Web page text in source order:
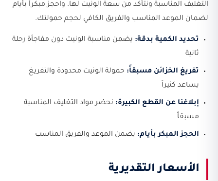
التغليف المناسبة ونتأكد من سعة الونيت لها. واحجز مبكراً بأيام
لضمان الموعد المناسب والفريق الكافي لحجم حمولتك.
تحديد الكمية بدقة: يضمن مناسبة الونيت دون مفاجأة رحلة
ثانية
تفريغ الخزائن مسبقاً: حمولة الونيت محدودة والتفريغ
يساعد كثيراً
إبلاغنا عن القطع الكبيرة: نحضر مواد التغليف المناسبة
مسبقاً
الحجز المبكر بأيام: يضمن الموعد والفريق المناسب
الأسعار التقديرية